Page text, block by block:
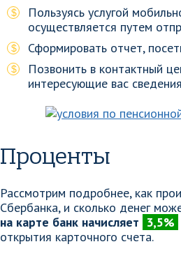
Пользуясь услугой
осуществляется путем
Сформировать отчет,
Позвонить в контактный
интересующие вас
Проценты
Рассмотрим подробнее, как
Сбербанка, и сколько денег
на карте банк начисляет 3,5%
открытия карточного счета.